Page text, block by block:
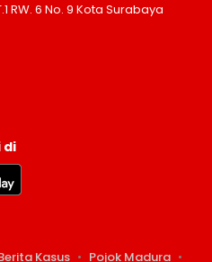
RW. 6 No. 9 Kota Surabaya
di
Kasus Pojok Madura